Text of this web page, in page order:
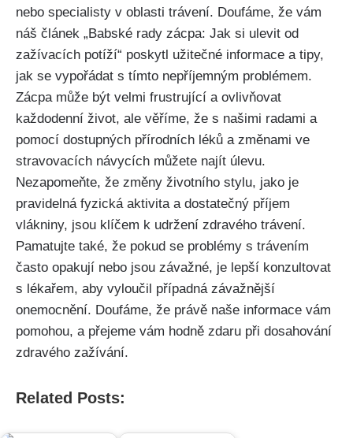
nebo specialisty v⁣ oblasti trávení. Doufáme, že ⁤vám
náš článek „Babské rady ⁤zácpa:‌ Jak si ulevit od
zažívacích potíží“ poskytl užitečné informace a tipy,
⁤jak se ⁣vypořádat s tímto nepříjemným ⁤problémem.
Zácpa může být velmi frustrující a ovlivňovat
každodenní ​život, ‍ale věříme, že s našimi⁣ radami a
pomocí dostupných přírodních léků⁣ a změnami ve
stravovacích​ návycích můžete najít‍ úlevu.
Nezapomeňte, ⁤že změny⁣ životního ⁢stylu, jako je
pravidelná fyzická aktivita a dostatečný příjem
vlákniny, jsou klíčem⁣ k udržení zdravého trávení.
‌Pamatujte ​také, ⁢že pokud se problémy ​s trávením
často opakují nebo ‌jsou závažné, je lepší konzultovat
s lékařem, ‍aby vyloučil případná ​závažnější
onemocnění. Doufáme, že právě‌ naše informace vám
pomohou, a přejeme vám hodně zdaru při dosahování
zdravého zažívání.⁢
Related Posts: